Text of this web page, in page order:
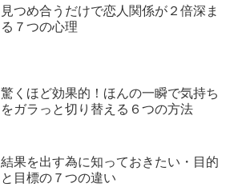
見つめ合うだけで恋人関係が２倍深ま
る７つの心理
驚くほど効果的！ほんの一瞬で気持ち
をガラっと切り替える６つの方法
結果を出す為に知っておきたい・目的
と目標の７つの違い